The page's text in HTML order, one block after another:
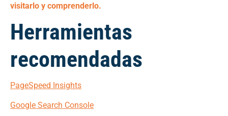
visitarlo y comprenderlo.
Herramientas
recomendadas
PageSpeed Insights
Google Search Console